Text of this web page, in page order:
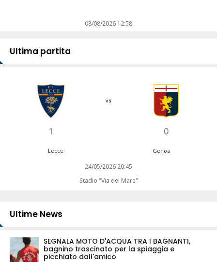
08/08/2026 12:58
Ultima partita
1
vs
0
Lecce Genoa
24/05/2026 20:45
Stadio "Via del Mare"
Ultime News
SEGNALA MOTO D'ACQUA TRA I BAGNANTI,
bagnino trascinato per la spiaggia e
picchiato dall'amico